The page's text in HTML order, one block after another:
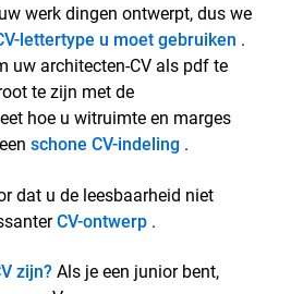
werk dingen ontwerpt, dus we
lettertype u moet gebruiken .
uw architecten-CV als pdf te
te zijn met de
hoe u witruimte en marges
schone CV-indeling .
dat u de leesbaarheid niet
CV-ontwerp .
zijn?Als je een junior bent,